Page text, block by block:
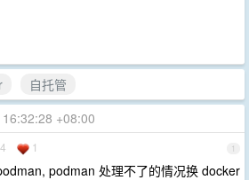
自托管
+08:00
1
1
podman 处理不了的情况换 docker